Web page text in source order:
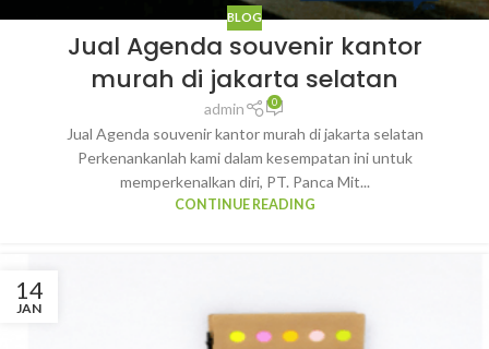
BLOG
Jual Agenda souvenir kantor
murah di jakarta selatan
admin 0
Jual Agenda souvenir kantor murah di jakarta selatan
Perkenankanlah kami dalam kesempatan ini untuk
memperkenalkan diri, PT. Panca Mit...
CONTINUE READING
14
JAN